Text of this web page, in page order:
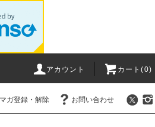
アカウント カート(0)
ガ登録・解除 お問い合わせ